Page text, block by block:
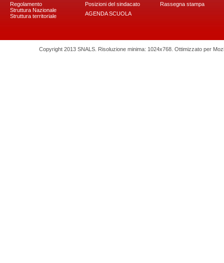
Regolamento
Struttura Nazionale
Struttura territoriale
Posizioni del sindacato
AGENDA SCUOLA
Rassegna stampa
Copyright 2013 SNALS. Risoluzione minima: 1024x768. Ottimizzato per